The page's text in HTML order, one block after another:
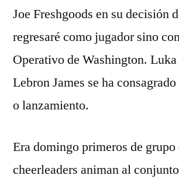
Joe Freshgoods en su decisión
regresaré como jugador sino
Operativo de Washington.
Lebron James se ha
o lanzamiento.
Era domingo primeros de grupo
cheerleaders animan al